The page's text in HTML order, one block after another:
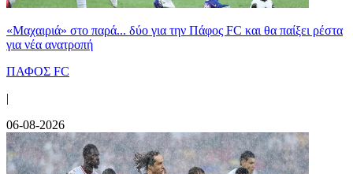
«Μαχαιριά» στο παρά... δύο για την Πάφος FC και θα παίξει ρέστα
για νέα ανατροπή
ΠΑΦΟΣ FC
|
06-08-2026